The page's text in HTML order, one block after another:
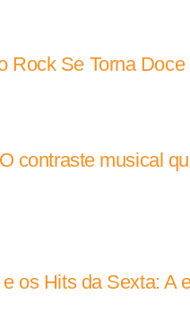
Rock Se Torna
contraste musical
os Hits da Sexta: A